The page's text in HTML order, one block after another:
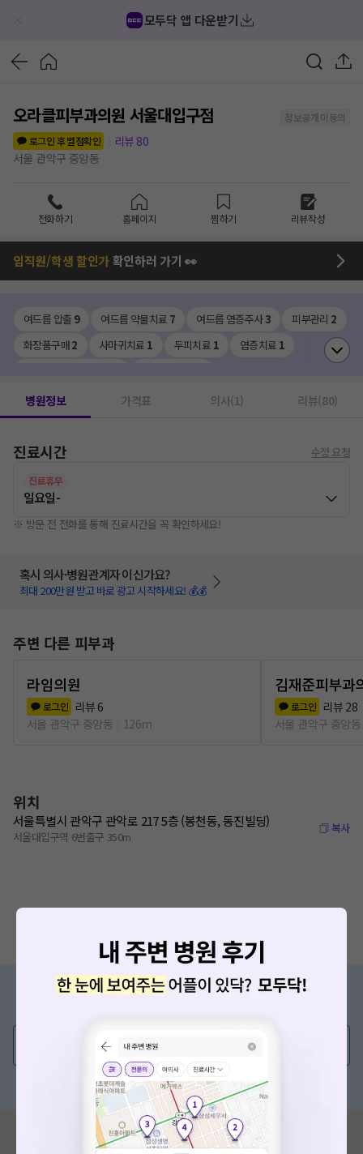
모두닥 앱 다운받기
오라클피부과의원 서울대입구점
정보공개 미동의
로그인 후 별점확인
리뷰 80
서울 관악구 중앙동
전화하기 홈페이지 찜하기 리뷰작성
임직원/학생 할인가확인하러 가기 👀
여드름 압출 9 여드름 약물치료 7 여드름 염증주사3 피부관리 2
화장품구매2 사마귀치료 1 두피치료 1 염증치료 1
병원정보 가격표 의사(1) 리뷰(80)
진료시간 수정 요청
진료휴무
일요일-
※ 방문 전 전화를 통해 진료시간을 꼭 확인하세요!
혹시 의사·병원관계자 이신가요?
최대 200만원 받고 바로 광고 시작하세요! 💰💰
주변 다른 피부과
라임의원
로그인 리뷰 6
서울 관악구 중앙동
126m
김재준피부과
로그인 리뷰 28
서울 관악구 중앙동
위치
서울특별시 관악구 관악로 217 5층 (봉천동, 동진빌딩)
서울대입구역 6번출구 350m
복사
증상/치료, 궁금한 점이 있나요?
💬 무엇이든 물어보세요
혹은, 의료상담 서비스에 다양한 게시글 보러가기
혹시 잘못된 병원정보가 있나요?
모두닥 팀에 알려주세요!